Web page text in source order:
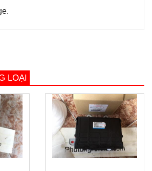
LOẠI
next